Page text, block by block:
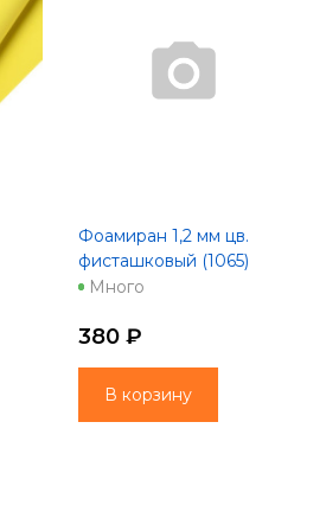
Фоамиран 1,2 мм цв.
фисташковый (1065)
Много
380 ₽
В корзину